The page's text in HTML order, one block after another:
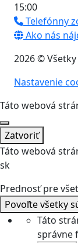
15:00
Telefónny
Ako nás
2026 ©
Nastavenie
Táto webová
Zatvoriť
Táto webová
sk
Prednosť pre
Povoľte všetky
Táto
správne